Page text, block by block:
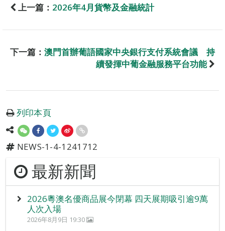
上一篇： 2026年4月貨幣及金融統計
下一篇： 澳門首辦葡語國家中央銀行支付系統會議 持
續發揮中葡金融服務平台功能
列印本頁
NEWS-1-4-1241712
最新新聞
2026粵澳名優商品展今閉幕 四天展期吸引逾9萬
人次入場
2026年8月9日 19:30